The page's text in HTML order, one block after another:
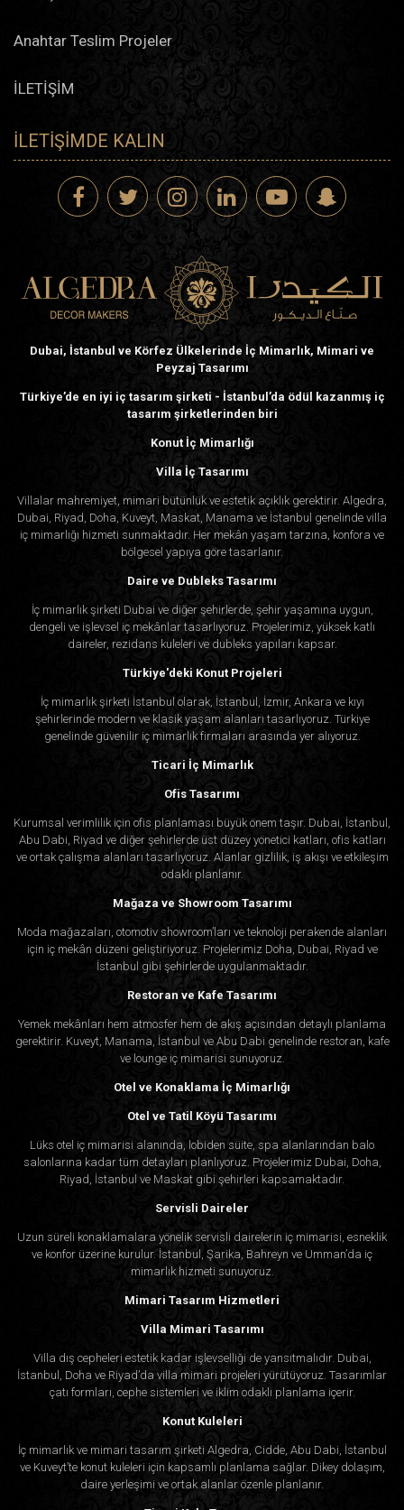
Anahtar Teslim Projeler
İLETİŞİM
İLETIŞIMDE KALIN
Dubai, İstanbul ve Körfez Ülkelerinde İç Mimarlık, Mimari ve
Peyzaj Tasarımı
Türkiye’de en iyi iç tasarım şirketi - İstanbul’da ödül kazanmış iç
tasarım şirketlerinden biri
Konut İç Mimarlığı
Villa İç Tasarımı
Villalar mahremiyet, mimari bütünlük ve estetik açıklık gerektirir. Algedra,
Dubai, Riyad, Doha, Kuveyt, Maskat, Manama ve İstanbul genelinde villa
iç mimarlığı hizmeti sunmaktadır. Her mekân yaşam tarzına, konfora ve
bölgesel yapıya göre tasarlanır.
Daire ve Dubleks Tasarımı
İç mimarlık şirketi Dubai ve diğer şehirlerde, şehir yaşamına uygun,
dengeli ve işlevsel iç mekânlar tasarlıyoruz. Projelerimiz, yüksek katlı
daireler, rezidans kuleleri ve dubleks yapıları kapsar.
Türkiye'deki Konut Projeleri
İç mimarlık şirketi İstanbul olarak, İstanbul, İzmir, Ankara ve kıyı
şehirlerinde modern ve klasik yaşam alanları tasarlıyoruz. Türkiye
genelinde güvenilir iç mimarlık firmaları arasında yer alıyoruz.
Ticari İç Mimarlık
Ofis Tasarımı
Kurumsal verimlilik için ofis planlaması büyük önem taşır. Dubai, İstanbul,
Abu Dabi, Riyad ve diğer şehirlerde üst düzey yönetici katları, ofis katları
ve ortak çalışma alanları tasarlıyoruz. Alanlar gizlilik, iş akışı ve etkileşim
odaklı planlanır.
Mağaza ve Showroom Tasarımı
Moda mağazaları, otomotiv showroom’ları ve teknoloji perakende alanları
için iç mekân düzeni geliştiriyoruz. Projelerimiz Doha, Dubai, Riyad ve
İstanbul gibi şehirlerde uygulanmaktadır.
Restoran ve Kafe Tasarımı
Yemek mekânları hem atmosfer hem de akış açısından detaylı planlama
gerektirir. Kuveyt, Manama, İstanbul ve Abu Dabi genelinde restoran, kafe
ve lounge iç mimarisi sunuyoruz.
Otel ve Konaklama İç Mimarlığı
Otel ve Tatil Köyü Tasarımı
Lüks otel iç mimarisi alanında, lobiden süite, spa alanlarından balo
salonlarına kadar tüm detayları planlıyoruz. Projelerimiz Dubai, Doha,
Riyad, İstanbul ve Maskat gibi şehirleri kapsamaktadır.
Servisli Daireler
Uzun süreli konaklamalara yönelik servisli dairelerin iç mimarisi, esneklik
ve konfor üzerine kurulur. İstanbul, Şarika, Bahreyn ve Umman’da iç
mimarlık hizmeti sunuyoruz.
Mimari Tasarım Hizmetleri
Villa Mimari Tasarımı
Villa dış cepheleri estetik kadar işlevselliği de yansıtmalıdır. Dubai,
İstanbul, Doha ve Riyad’da villa mimari projeleri yürütüyoruz. Tasarımlar
çatı formları, cephe sistemleri ve iklim odaklı planlama içerir.
Konut Kuleleri
İç mimarlık ve mimari tasarım şirketi Algedra, Cidde, Abu Dabi, İstanbul
ve Kuveyt’te konut kuleleri için kapsamlı planlama sağlar. Dikey dolaşım,
daire yerleşimi ve ortak alanlar özenle planlanır.